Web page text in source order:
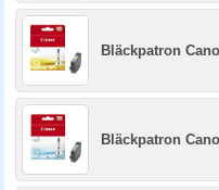
Bläckpatron
Bläckpatron